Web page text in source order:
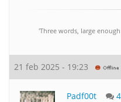
'Three words, large
21 feb 2025 - 19:23
Padf00t